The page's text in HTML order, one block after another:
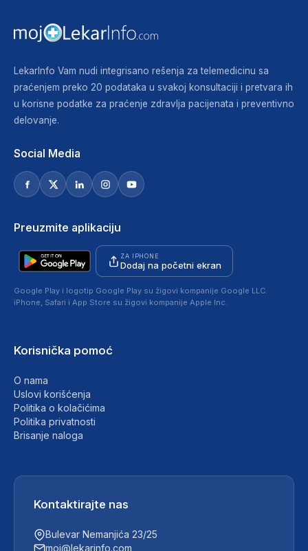
LekarInfo Vam nudi integrisano rešenja za telemedicinu sa
praćenjem preko 20 podataka u svakoj konsultaciji i pretvara ih
u korisne podatke za praćenje zdravlja pacijenata i preventivno
delovanje.
Social Media
Preuzmite aplikaciju
ZA IPHONE
Dodaj na početni ekran
Google Play i logotip Google Play su žigovi kompanije Google LLC.
iPhone, Safari i App Store su žigovi kompanije Apple Inc.
Korisnička pomoć
O nama
Uslovi korišćenja
Politika o kolačićima
Politika privatnosti
Brisanje naloga
Kontaktirajte nas
Bulevar Nemanjića 23/25
moj@lekarinfo.com